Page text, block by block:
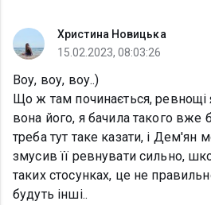
Христина Новицька
15.02.2023, 08:03:26
Воу, воу, воу..)
Що ж там починається, ревнощі
вона його, я бачила такого вже
треба тут таке казати, і Дем'ян
змусив її ревнувати сильно,
таких стосунках, це не
будуть інші..